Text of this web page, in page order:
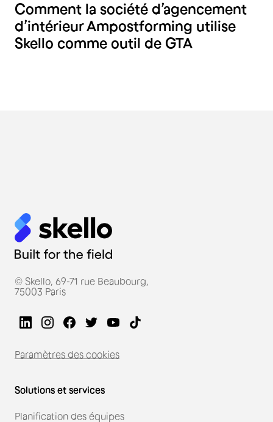
Comment la société d’agencement
d’intérieur Ampostforming utilise
Skello comme outil de GTA
© Skello, 69-71 rue Beaubourg,
75003 Paris
Paramètres des cookies
Solutions et services
Planification des équipes